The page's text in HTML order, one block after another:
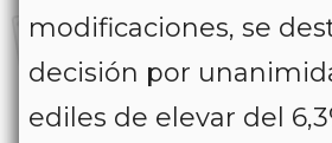
modificaciones, se
decisión por
ediles de elevar del